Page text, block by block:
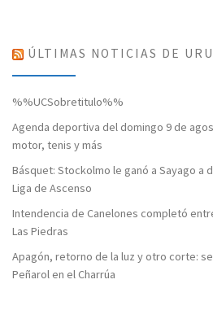
ÚLTIMAS NOTICIAS DE
%%UCSobretitulo%%
Agenda deportiva del domingo 9 de
motor, tenis y más
Básquet: Stockolmo le ganó a Sayago a
Liga de Ascenso
Intendencia de Canelones completó
Las Piedras
Apagón, retorno de la luz y otro corte:
Peñarol en el Charrúa